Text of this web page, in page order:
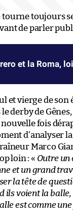
toujours
de parler
et la Roma,
et vierge de son
derby de
fois
d’analyser
Marco
loin : « Outre un
et un grand
la tête de
ils voient la
est comme